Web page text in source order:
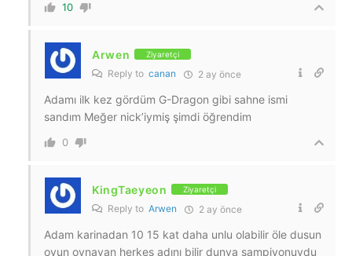
10
Arwen Ziyaretçi
Reply to canan 2 ay önce
Adamı ilk kez gördüm G-Dragon gibi sahne ismi
sandım Meğer nick’iymiş şimdi öğrendim
0
KingTaeyeon Ziyaretçi
Reply to Arwen 2 ay önce
Adam karinadan 10 15 kat daha unlu olabilir öle dusun
oyun oynayan herkes adını bilir dunya sampiyonuydu